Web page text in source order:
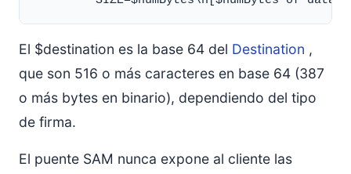
El $destination es la base 64 del Destination ,
que son 516 o más caracteres en base 64 (387
o más bytes en binario), dependiendo del tipo
de firma.
El puente SAM nunca expone al cliente las